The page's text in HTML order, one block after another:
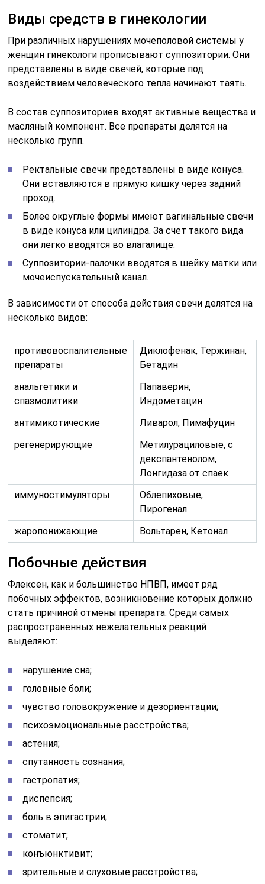
Виды средств в гинекологии
При различных нарушениях мочеполовой системы у
женщин гинекологи прописывают суппозитории. Они
представлены в виде свечей, которые под
воздействием человеческого тепла начинают таять.
В состав суппозиториев входят активные вещества и
масляный компонент. Все препараты делятся на
несколько групп.
Ректальные свечи представлены в виде конуса.
Они вставляются в прямую кишку через задний
проход.
Более округлые формы имеют вагинальные свечи
в виде конуса или цилиндра. За счет такого вида
они легко вводятся во влагалище.
Суппозитории-палочки вводятся в шейку матки или
мочеиспускательный канал.
В зависимости от способа действия свечи делятся на
несколько видов:
противовоспалительные
препараты
Диклофенак, Тержинан,
Бетадин
анальгетики и
спазмолитики
Папаверин,
Индометацин
антимикотические
Ливарол, Пимафуцин
регенерирующие
Метилурациловые, с
декспантенолом,
Лонгидаза от спаек
иммуностимуляторы
Облепиховые,
Пирогенал
жаропонижающие
Вольтарен, Кетонал
Побочные действия
Флексен, как и большинство НПВП, имеет ряд
побочных эффектов, возникновение которых должно
стать причиной отмены препарата. Среди самых
распространенных нежелательных реакций
выделяют:
нарушение сна;
головные боли;
чувство головокружение и дезориентации;
психоэмоциональные расстройства;
астения;
спутанность сознания;
гастропатия;
диспепсия;
боль в эпигастрии;
стоматит;
конъюнктивит;
зрительные и слуховые расстройства;